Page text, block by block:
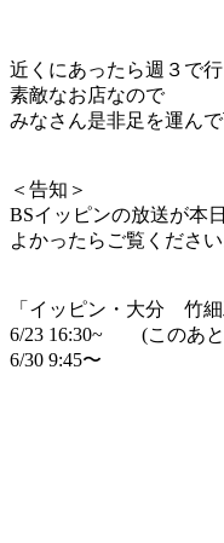
近くにあったら週３で
素敵なお店なので
みなさん是非足を運ん
＜告知＞
BSイッピンの放送が本
よかったらご覧ください
「イッピン・大分 竹
6/23 16:30~ (このあと
6/30 9:45〜